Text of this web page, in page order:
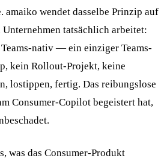
amaiko wendet dasselbe Prinzip auf
Unternehmen tatsächlich arbeitet:
nativ — ein einziger Teams-
kein Rollout-Projekt, keine
lostippen, fertig. Das reibungslose
Consumer-Copilot begeistert hat,
was das Consumer-Produkt